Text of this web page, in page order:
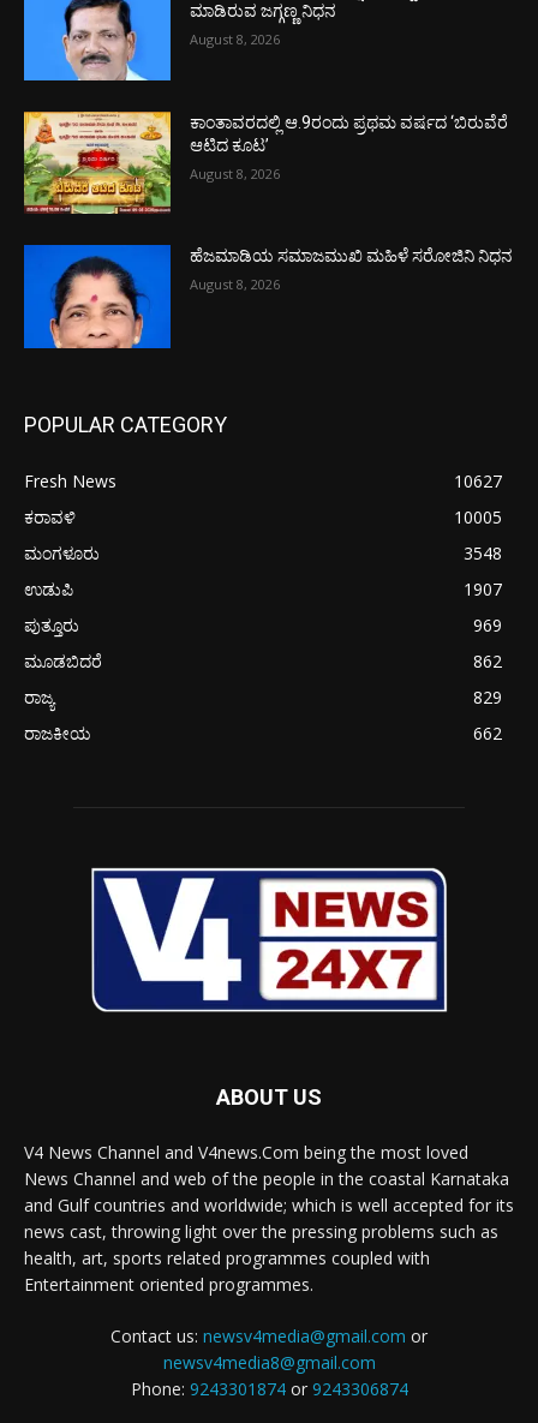
ಮಾಡಿರುವ ಜಗ್ಗಣ್ಣ ನಿಧನ
August 8, 2026
ಕಾಂತಾವರದಲ್ಲಿ ಆ.9ರಂದು ಪ್ರಥಮ ವರ್ಷದ ‘ಬಿರುವೆರೆ
ಆಟಿದ ಕೂಟ’
August 8, 2026
ಹೆಜಮಾಡಿಯ ಸಮಾಜಮುಖಿ ಮಹಿಳೆ ಸರೋಜಿನಿ ನಿಧನ
August 8, 2026
POPULAR CATEGORY
Fresh News
10627
ಕರಾವಳಿ
10005
ಮಂಗಳೂರು
3548
ಉಡುಪಿ
1907
ಪುತ್ತೂರು
969
ಮೂಡಬಿದರೆ
862
ರಾಜ್ಯ
829
ರಾಜಕೀಯ
662
ABOUT US
V4 News Channel and V4news.Com being the most loved
News Channel and web of the people in the coastal Karnataka
and Gulf countries and worldwide; which is well accepted for its
news cast, throwing light over the pressing problems such as
health, art, sports related programmes coupled with
Entertainment oriented programmes.
Contact us: newsv4media@gmail.com or
newsv4media8@gmail.com
Phone: 9243301874or 9243306874